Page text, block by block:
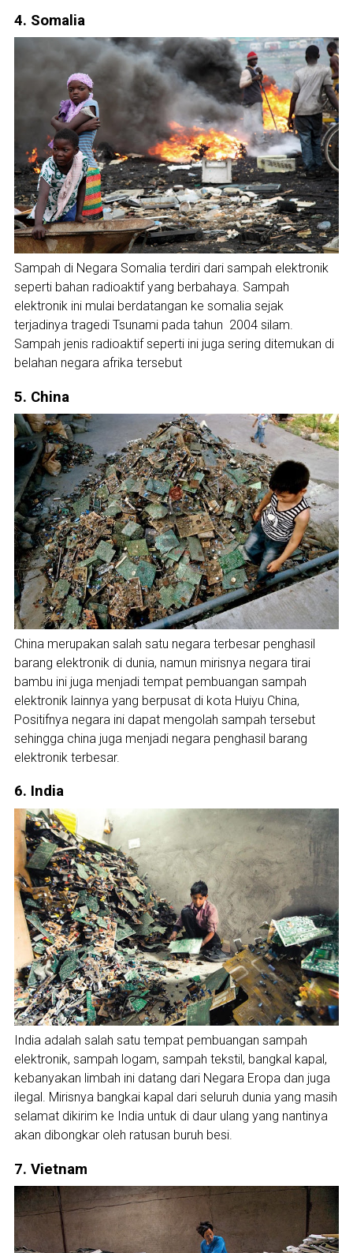
4. Somalia
Sampah di Negara Somalia terdiri dari sampah elektronik
seperti bahan radioaktif yang berbahaya. Sampah
elektronik ini mulai berdatangan ke somalia sejak
terjadinya tragedi Tsunami pada tahun 2004 silam.
Sampah jenis radioaktif seperti ini juga sering ditemukan di
belahan negara afrika tersebut
5. China
China merupakan salah satu negara terbesar penghasil
barang elektronik di dunia, namun mirisnya negara tirai
bambu ini juga menjadi tempat pembuangan sampah
elektronik lainnya yang berpusat di kota Huiyu China,
Positifnya negara ini dapat mengolah sampah tersebut
sehingga china juga menjadi negara penghasil barang
elektronik terbesar.
6. India
India adalah salah satu tempat pembuangan sampah
elektronik, sampah logam, sampah tekstil, bangkal kapal,
kebanyakan limbah ini datang dari Negara Eropa dan juga
ilegal. Mirisnya bangkai kapal dari seluruh dunia yang masih
selamat dikirim ke India untuk di daur ulang yang nantinya
akan dibongkar oleh ratusan buruh besi.
7. Vietnam